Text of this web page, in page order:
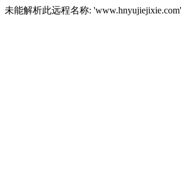
未能解析此远程名称: 'www.hnyujiejixie.com'